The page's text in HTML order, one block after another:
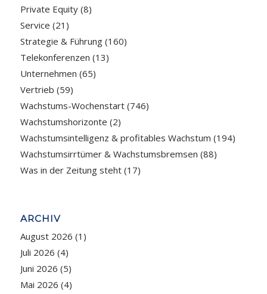
Private Equity(8)
Service (21)
Strategie & Führung(160)
Telekonferenzen (13)
Unternehmen (65)
Vertrieb (59)
Wachstums-Wochenstart(746)
Wachstumshorizonte (2)
Wachstumsintelligenz & profitables Wachstum (194)
Wachstumsirrtümer & Wachstumsbremsen (88)
Was in der Zeitung steht(17)
ARCHIV
August 2026 (1)
Juli 2026 (4)
Juni 2026 (5)
Mai 2026 (4)